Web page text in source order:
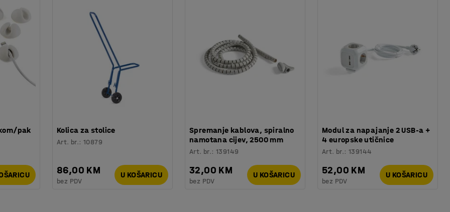
pak Kolica za stolice
Art. br.:10879
86,00 KM
bez PDV
U KOŠARICU
Spremanje kablova, spiralno
namotana cijev, 2500 mm
Art. br.:139149
32,00 KM
bez PDV
U KOŠARICU
Modul za napajanje 2 USB-a +
4 europske utičnice
Art. br.:139144
52,00 KM
bez PDV
U KOŠARICU